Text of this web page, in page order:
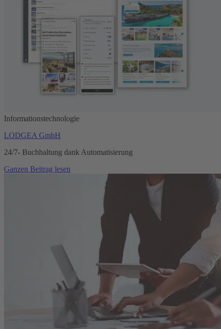
Informationstechnologie
LODGEA GmbH
24/7- Buchhaltung dank Automatisierung
Ganzen Beitrag lesen